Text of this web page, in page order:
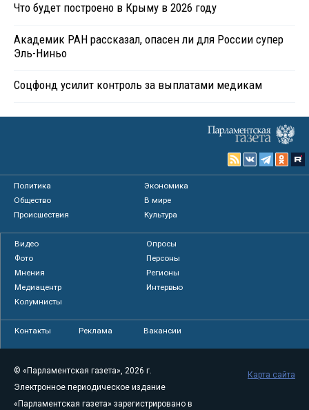
Что будет построено в Крыму в 2026 году
Академик РАН рассказал, опасен ли для России супер
Эль-Ниньо
Соцфонд усилит контроль за выплатами медикам
Политика
Экономика
Общество
В мире
Происшествия
Культура
Видео
Опросы
Фото
Персоны
Мнения
Регионы
Медиацентр
Интервью
Колумнисты
Контакты Реклама Вакансии
© «Парламентская газета», 2026 г.
Электронное периодическое издание
«Парламентская газета» зарегистрировано в
Карта сайта